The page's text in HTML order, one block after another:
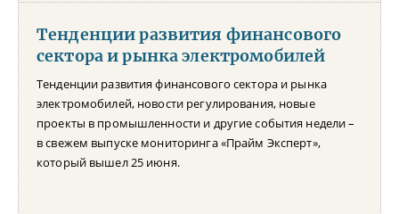
Тенденции развития финансового
сектора и рынка электромобилей
Тенденции развития финансового сектора и рынка
электромобилей, новости регулирования, новые
проекты в промышленности и другие события недели –
в свежем выпуске мониторинга «Прайм Эксперт»,
который вышел 25 июня.